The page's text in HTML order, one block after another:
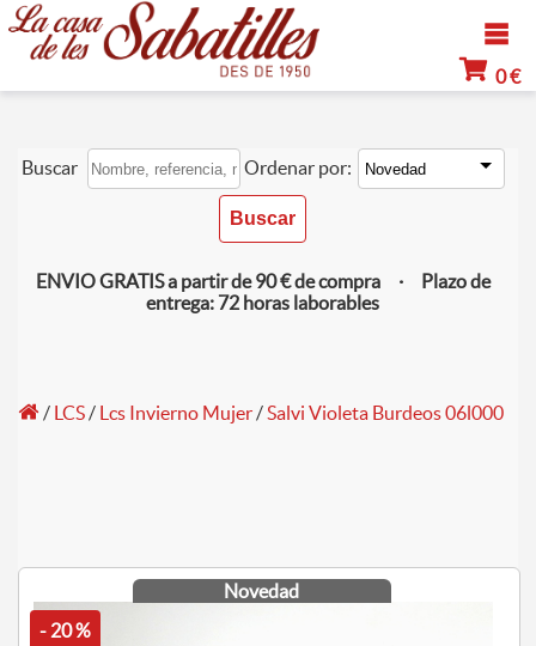
0 €
Buscar Ordenar por:
ENVIO GRATIS a partir de 90 € de compra · Plazo de
entrega: 72 horas laborables
/ LCS/ Lcs Invierno Mujer/Salvi Violeta Burdeos 06l000
Novedad
- 20 %